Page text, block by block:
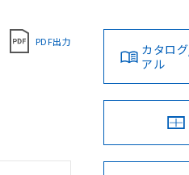
PDF出力
カタロ
アル